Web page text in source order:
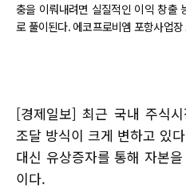
충을 이뤄내려면 실질적인 이익 창출
로 풀이된다. 에코프로비엠 포항사업
[경제일보] 최근 국내 주식
조달 방식이 크게 변하고 있
대신 유상증자를 통해 자본
이다.